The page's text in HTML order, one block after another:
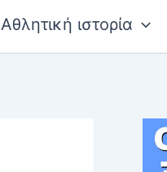
Αθλητική ιστορία